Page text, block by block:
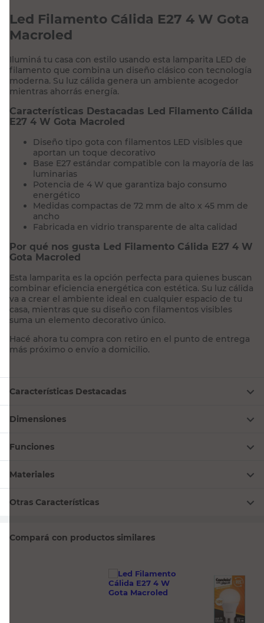
Led Filamento Cálida E27 4 W Gota
Macroled
Iluminá tu casa con estilo usando esta lamparita LED de
filamento que combina un diseño clásico con tecnología
moderna. Su luz cálida genera un ambiente acogedor
mientras ahorrás energía.
Características Destacadas Led Filamento Cálida
E27 4 W Gota Macroled
Diseño tipo gota con filamentos LED visibles que
aportan un toque decorativo
Base E27 estándar compatible con la mayoría de las
luminarias
Potencia de 4 W que garantiza bajo consumo
energético
Medidas compactas de 72 mm de alto x 45 mm de
ancho
Fabricada en vidrio transparente de alta calidad
Por qué nos gusta Led Filamento Cálida E27 4 W
Gota Macroled
Esta lamparita es la opción perfecta para quienes buscan
combinar eficiencia energética con estética. Su luz cálida
va a crear el ambiente ideal en cualquier espacio de tu
casa, mientras que su diseño con filamentos visibles
suma un elemento decorativo único.
Hacé ahora tu compra con retiro en el punto de entrega
más próximo o envío a domicilio.
Características Destacadas
Dimensiones
Funciones
Materiales
Otras Características
Compará con productos similares